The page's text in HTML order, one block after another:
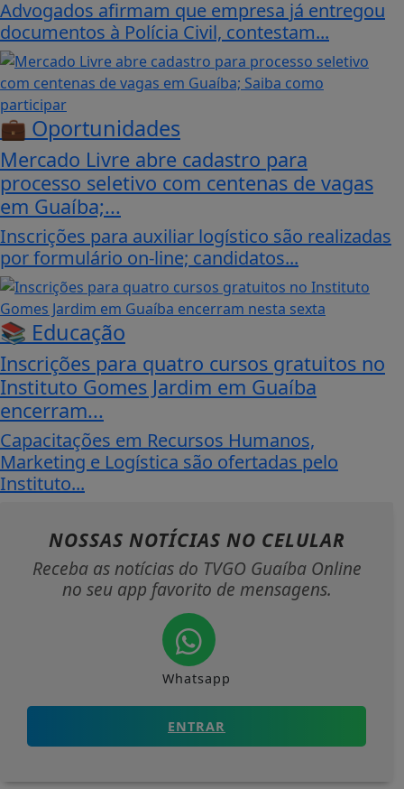
Advogados afirmam que empresa já entregou
documentos à Polícia Civil, contestam...
💼 Oportunidades
Mercado Livre abre cadastro para
processo seletivo com centenas de vagas
em Guaíba;...
Inscrições para auxiliar logístico são realizadas
por formulário on-line; candidatos...
📚 Educação
Inscrições para quatro cursos gratuitos no
Instituto Gomes Jardim em Guaíba
encerram...
Capacitações em Recursos Humanos,
Marketing e Logística são ofertadas pelo
Instituto...
NOSSAS NOTÍCIAS NO CELULAR
Receba as notícias do TVGO Guaíba Online
no seu app favorito de mensagens.
Whatsapp
ENTRAR